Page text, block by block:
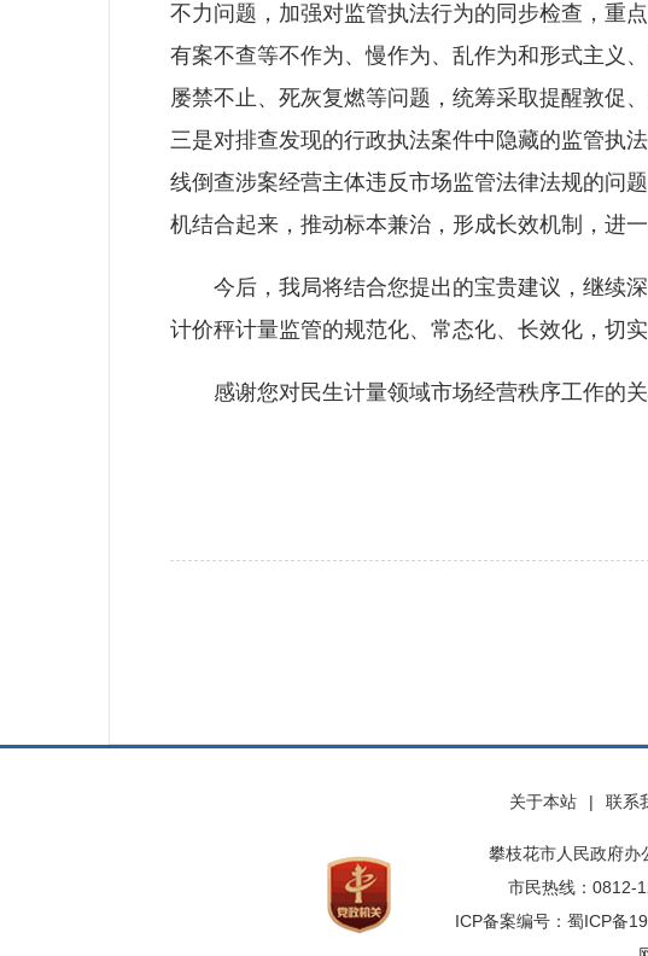
不力问题，加强对监管执法行为的同步检查，重
有案不查等不作为、慢作为、乱作为和形式主义
屡禁不止、死灰复燃等问题，统筹采取提醒敦促
三是对排查发现的行政执法案件中隐藏的监管执
线倒查涉案经营主体违反市场监管法律法规的问
机结合起来，推动标本兼治，形成长效机制，进
今后，我局将结合您提出的宝贵建议，继续深
计价秤计量监管的规范化、常态化、长效化，切实
感谢您对民生计量领域市场经营秩序工作的关
关于本站 | 联系
攀枝花市人民政府
市民热线：0812-
ICP备案编号：蜀ICP备